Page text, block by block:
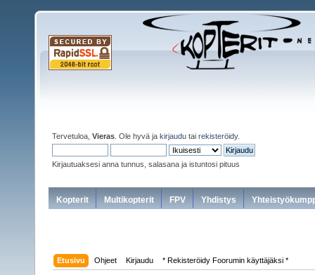
Tervetuloa, Vieras . Ole hyvä ja kirjaudu tai rekisteröidy.
Kirjautuaksesi anna tunnus, salasana ja istuntosi pituus
Kopterit Multikopterit FPV Yhdistys
Etusivu Ohjeet Kirjaudu * Rekisteröidy Foorumin käyttäjäksi *